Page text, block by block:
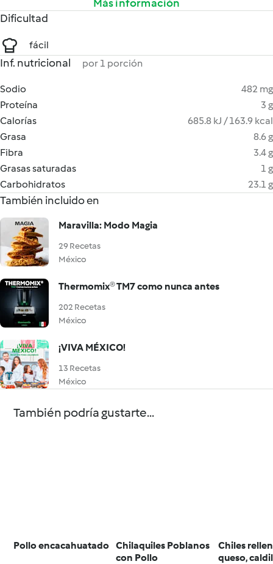
Más información
Dificultad
fácil
Inf. nutricional por 1 porción
Sodio
482 mg
Proteína
3 g
Calorías
685.8 kJ / 163.9 kcal
Grasa
8.6 g
Fibra
3.4 g
Grasas saturadas
1 g
Carbohidratos
23.1 g
También incluido en
Maravilla: Modo Magia
29 Recetas
México
Thermomix® TM7 como nunca antes
202 Recetas
México
¡VIVA MÉXICO!
13 Recetas
México
También podría gustarte...
Pollo encacahuatado Chilaquiles Poblanos
con Pollo
Chiles
queso,